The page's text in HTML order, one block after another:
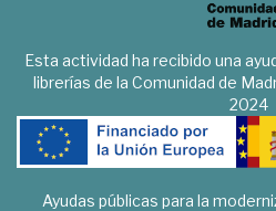
Esta actividad ha recibido una
librerías de la Comunidad de
2024
Ayudas públicas para la